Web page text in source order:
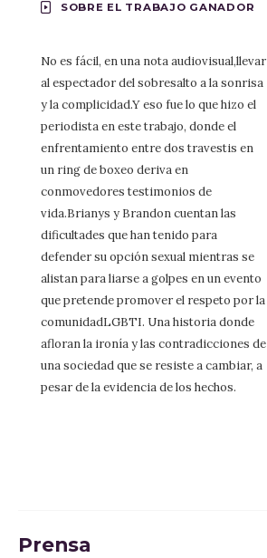
SOBRE EL TRABAJO GANADOR
No es fácil, en una nota audiovisual,llevar
al espectador del sobresalto a la sonrisa
y la complicidad.Y eso fue lo que hizo el
periodista en este trabajo, donde el
enfrentamiento entre dos travestis en
un ring de boxeo deriva en
conmovedores testimonios de
vida.Brianys y Brandon cuentan las
dificultades que han tenido para
defender su opción sexual mientras se
alistan para liarse a golpes en un evento
que pretende promover el respeto por la
comunidadLGBTI. Una historia donde
afloran la ironía y las contradicciones de
una sociedad que se resiste a cambiar, a
pesar de la evidencia de los hechos.
Prensa